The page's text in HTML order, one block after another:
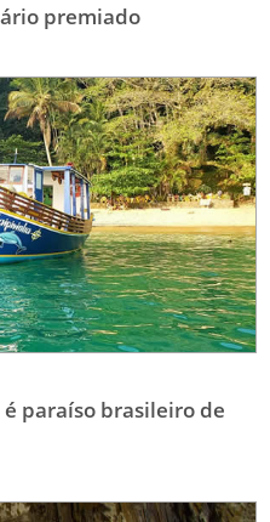
premiado
paraíso brasileiro de